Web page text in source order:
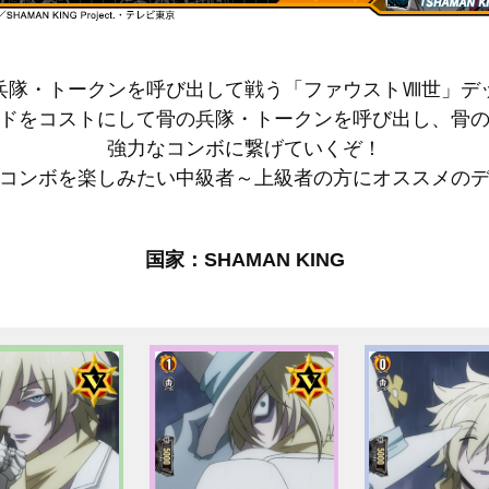
隊・トークンを呼び出して戦う「ファウストⅧ世」デ
をコストにして骨の兵隊・トークンを呼び出し、骨
強力なコンボに繋げていくぞ！
ンボを楽しみたい中級者～上級者の方にオススメの
国家：SHAMAN KING